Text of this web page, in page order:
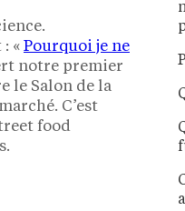
« Pourquoi je ne
notre premier
le Salon de la
C’est
food